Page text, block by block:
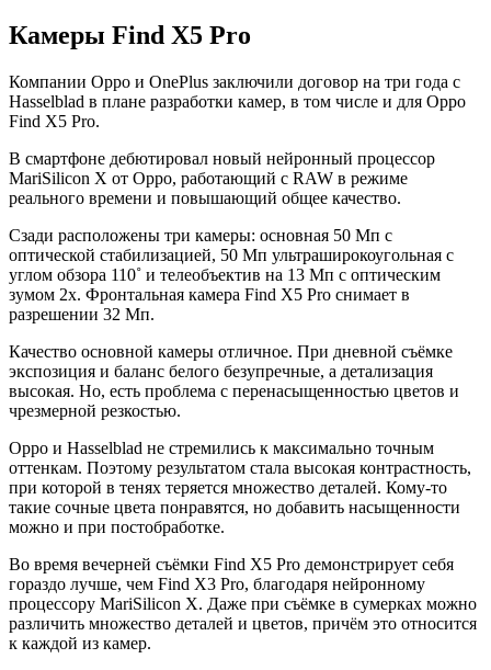
Камеры Find X5 Pro
Компании Oppo и OnePlus заключили договор на три года с
Hasselblad в плане разработки камер, в том числе и для Oppo
Find X5 Pro.
В смартфоне дебютировал новый нейронный процессор
MariSilicon X от Oppo, работающий с RAW в режиме
реального времени и повышающий общее качество.
Сзади расположены три камеры: основная 50 Мп с
оптической стабилизацией, 50 Мп ультраширокоугольная с
углом обзора 110˚ и телеобъектив на 13 Мп с оптическим
зумом 2x. Фронтальная камера Find X5 Pro снимает в
разрешении 32 Мп.
Качество основной камеры отличное. При дневной съёмке
экспозиция и баланс белого безупречные, а детализация
высокая. Но, есть проблема с перенасыщенностью цветов и
чрезмерной резкостью.
Oppo и Hasselblad не стремились к максимально точным
оттенкам. Поэтому результатом стала высокая контрастность,
при которой в тенях теряется множество деталей. Кому-то
такие сочные цвета понравятся, но добавить насыщенности
можно и при постобработке.
Во время вечерней съёмки Find X5 Pro демонстрирует себя
гораздо лучше, чем Find X3 Pro, благодаря нейронному
процессору MariSilicon X. Даже при съёмке в сумерках можно
различить множество деталей и цветов, причём это относится
к каждой из камер.